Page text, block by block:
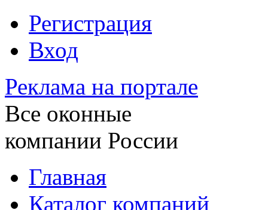
Регистрация
Вход
Реклама на портале
Все оконные
компании России
Главная
Каталог компаний